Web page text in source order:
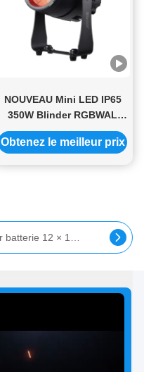
NOUVEAU Mini LED IP65
350W Blinder RGBWAL
DMX RDM Haut CRI95
Obtenez le meilleur prix